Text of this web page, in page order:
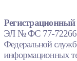
Регистрационный
ЭЛ № ФС 77-72266
Федеральной
информационных